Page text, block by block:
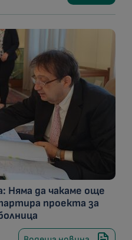
Няма да чакаме още
проекта за